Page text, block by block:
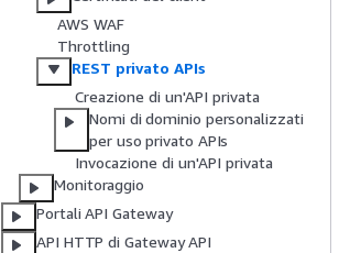
AWS WAF
Throttling
REST privato APIs
Creazione di un'API privata
Nomi di dominio personalizzati
per uso privato APIs
Invocazione di un'API privata
Monitoraggio
Portali API Gateway
API HTTP di Gateway API